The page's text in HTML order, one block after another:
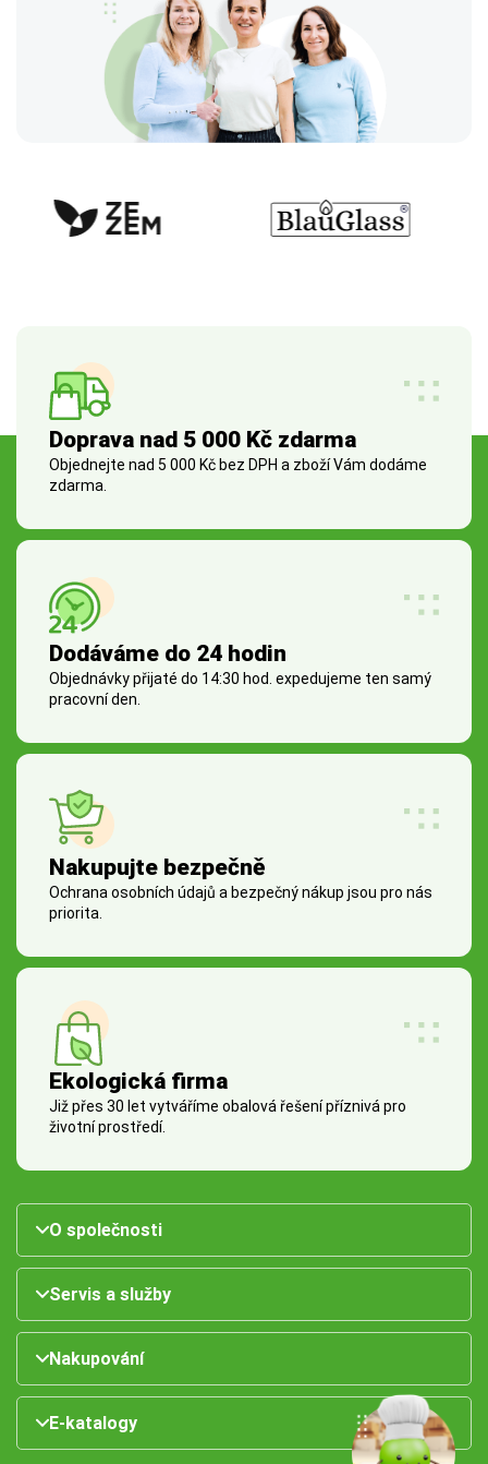
Doprava nad 5 000 Kč zdarma
Objednejte nad 5 000 Kč bez DPH a zboží Vám dodáme
zdarma.
Dodáváme do 24 hodin
Objednávky přijaté do 14:30 hod. expedujeme ten samý
pracovní den.
Nakupujte bezpečně
Ochrana osobních údajů a bezpečný nákup jsou pro nás
priorita.
Ekologická firma
Již přes 30 let vytváříme obalová řešení příznivá pro
životní prostředí.
O společnosti
Servis a služby
Nakupování
E-katalogy